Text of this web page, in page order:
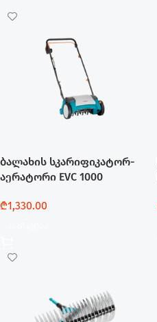
ბალახის სკარიფიკატორ-
აერატორი EVC 1000
₾1,330.00